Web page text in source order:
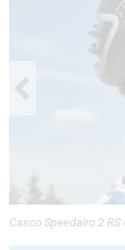
Casco Speedairo 2